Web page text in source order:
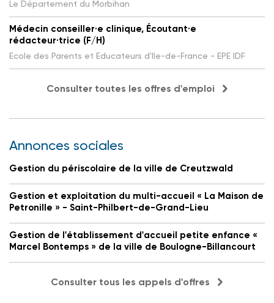
Le Département du Morbihan
Médecin conseiller·e clinique, Écoutant·e
rédacteur·trice (F/H)
Ecole des Parents et Educateurs d'Ile-de-France - EPE IDF
Consulter toutes les offres d'emploi
Annonces sociales
Gestion du périscolaire de la ville de Creutzwald
Gestion et exploitation du multi-accueil « La Maison de
Petronille » - Saint-Philbert-de-Grand-Lieu
Gestion de l'établissement d'accueil petite enfance «
Marcel Bontemps » de la ville de Boulogne-Billancourt
Consulter tous les appels d'offres